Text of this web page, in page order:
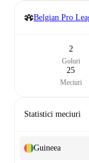
Belgian Pro
2
Goluri
25
Meciuri
Statistici meciuri
Guineea